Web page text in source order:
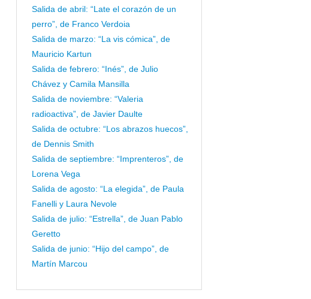
Salida de abril: “Late el corazón de un
perro”, de Franco Verdoia
Salida de marzo: “La vis cómica”, de
Mauricio Kartun
Salida de febrero: “Inés”, de Julio
Chávez y Camila Mansilla
Salida de noviembre: “Valeria
radioactiva”, de Javier Daulte
Salida de octubre: “Los abrazos huecos”,
de Dennis Smith
Salida de septiembre: “Imprenteros”, de
Lorena Vega
Salida de agosto: “La elegida”, de Paula
Fanelli y Laura Nevole
Salida de julio: “Estrella”, de Juan Pablo
Geretto
Salida de junio: “Hijo del campo”, de
Martín Marcou